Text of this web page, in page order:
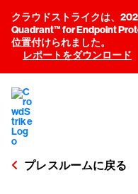
クラウドストライクは、
Quadrant™ for Endpoint
位置付けられました。
レポートをダウンロード
プレスルームに戻る